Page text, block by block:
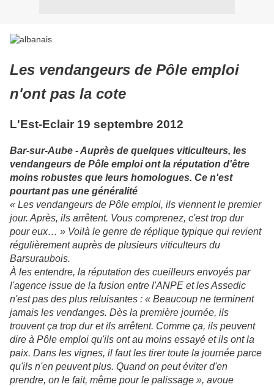
Les vendangeurs de Pôle emploi
n'ont pas la cote
L'Est-Eclair 19 septembre 2012
Bar-sur-Aube - Auprès de quelques viticulteurs, les
vendangeurs de Pôle emploi ont la réputation d'être
moins robustes que leurs homologues. Ce n'est
pourtant pas une généralité
« Les vendangeurs de Pôle emploi, ils viennent le premier
jour. Après, ils arrêtent. Vous comprenez, c'est trop dur
pour eux… » Voilà le genre de réplique typique qui revient
régulièrement auprès de plusieurs viticulteurs du
Barsuraubois.
À les entendre, la réputation des cueilleurs envoyés par
l'agence issue de la fusion entre l'ANPE et les Assedic
n'est pas des plus reluisantes : « Beaucoup ne terminent
jamais les vendanges. Dès la première journée, ils
trouvent ça trop dur et ils arrêtent. Comme ça, ils peuvent
dire à Pôle emploi qu'ils ont au moins essayé et ils ont la
paix. Dans les vignes, il faut les tirer toute la journée parce
qu'ils n'en peuvent plus. Quand on peut éviter d'en
prendre, on le fait, même pour le palissage », avoue